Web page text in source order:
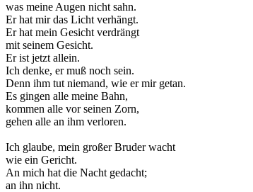
was meine Augen nicht sahn.
Er hat mir das Licht verhängt.
Er hat mein Gesicht verdrängt
mit seinem Gesicht.
Er ist jetzt allein.
Ich denke, er muß noch sein.
Denn ihm tut niemand, wie er mir getan.
Es gingen alle meine Bahn,
kommen alle vor seinen Zorn,
gehen alle an ihm verloren.
Ich glaube, mein großer Bruder wacht
wie ein Gericht.
An mich hat die Nacht gedacht;
an ihn nicht.